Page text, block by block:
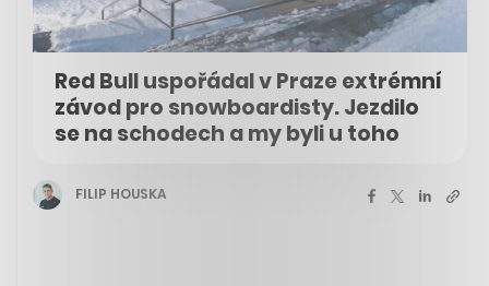
Red Bull uspořádal v Praze extrémní
závod pro snowboardisty. Jezdilo
se na schodech a my byli u toho
FILIP HOUSKA